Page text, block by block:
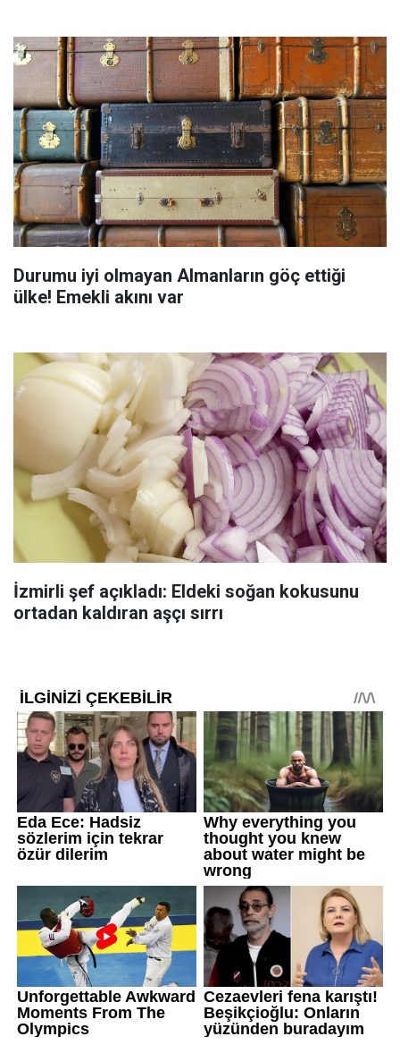
Durumu iyi olmayan Almanların göç ettiği
ülke! Emekli akını var
İzmirli şef açıkladı: Eldeki soğan kokusunu
ortadan kaldıran aşçı sırrı